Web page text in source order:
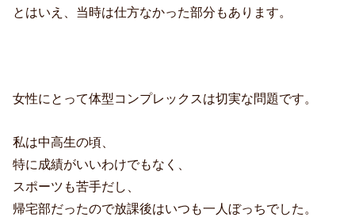
とはいえ、当時は仕方なかった部分もあります。
女性にとって体型コンプレックスは切実な問題です。
私は中高生の頃、
特に成績がいいわけでもなく、
スポーツも苦手だし、
帰宅部だったので放課後はいつも一人ぼっちでした。